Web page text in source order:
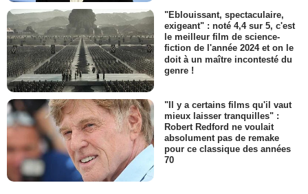
"Eblouissant, spectaculaire,
exigeant" : noté 4,4 sur 5, c'est
le meilleur film de science-
fiction de l'année 2024 et on le
doit à un maître incontesté du
genre !
"Il y a certains films qu'il vaut
mieux laisser tranquilles" :
Robert Redford ne voulait
absolument pas de remake
pour ce classique des années
70